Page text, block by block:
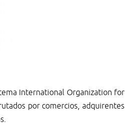
International Organization for
por comercios, adquirentes